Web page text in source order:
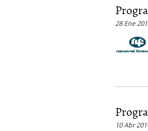
28 Ene
10 Abr